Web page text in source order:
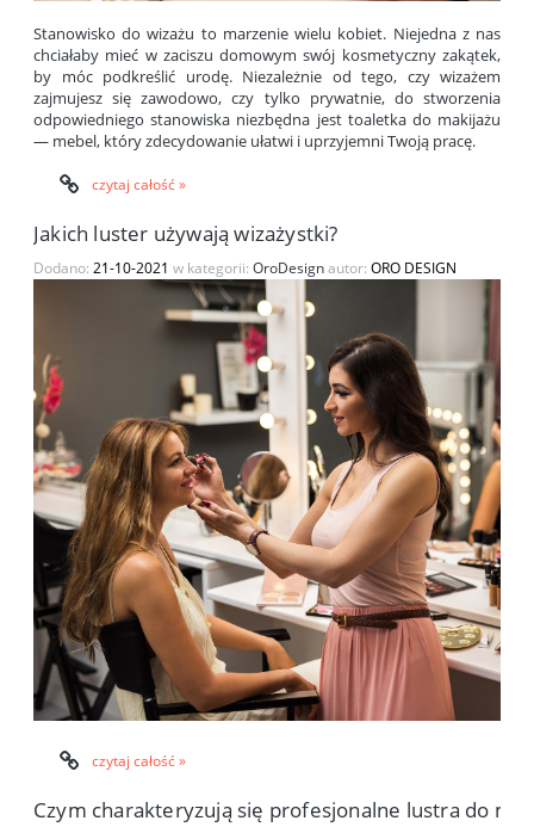
Stanowisko do wizażu to marzenie wielu kobiet. Niejedna z nas
chciałaby mieć w zaciszu domowym swój kosmetyczny zakątek,
by móc podkreślić urodę. Niezależnie od tego, czy wizażem
zajmujesz się zawodowo, czy tylko prywatnie, do stworzenia
odpowiedniego stanowiska niezbędna jest toaletka do makijażu
— mebel, który zdecydowanie ułatwi i uprzyjemni Twoją pracę.
czytaj całość »
Jakich luster używają wizażystki?
Dodano: 21-10-2021 w kategorii: OroDesignautor: ORO DESIGN
czytaj całość »
Czym charakteryzują się profesjonalne lustra do